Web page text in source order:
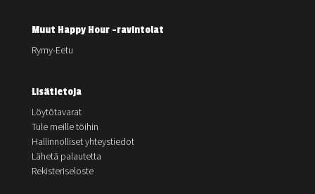
Muut Happy Hour -ravintolat
Rymy-Eetu
Lisätietoja
Löytötavarat
Tule meille töihin
Hallinnolliset yhteystiedot
Lähetä palautetta
Rekisteriseloste